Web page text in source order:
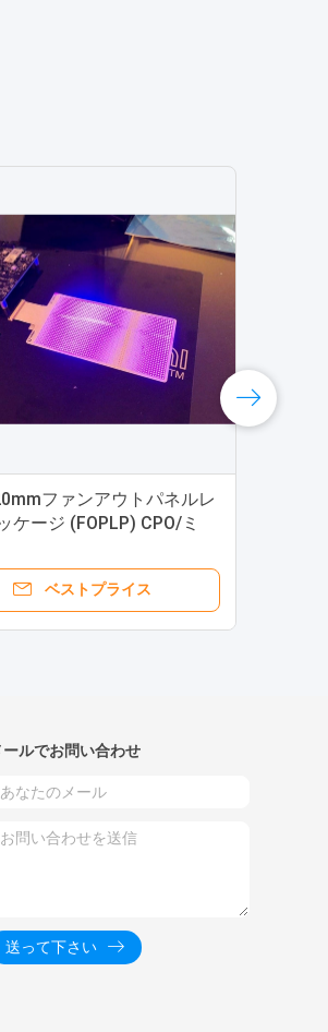
ファンアウトパネルレ
ケージ (FOPLP) CPO/ミ
ベストプライス
ールでお問い合わせ
送って下さい